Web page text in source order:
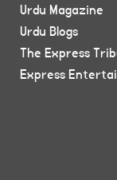
Urdu Magazine
Urdu Blogs
The Express
Express